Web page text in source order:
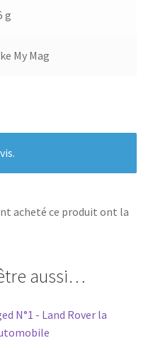
g
My Mag
acheté ce produit ont la
aussi…